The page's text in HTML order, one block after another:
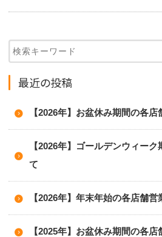
最近の投稿
【2026年】お盆休み期間の各
【2026年】ゴールデンウィー
て
【2026年】年末年始の各店舗営
【2025年】お盆休み期間の各